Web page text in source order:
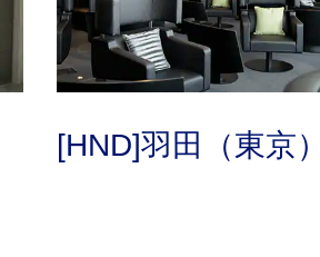
[HND]羽田（東京）